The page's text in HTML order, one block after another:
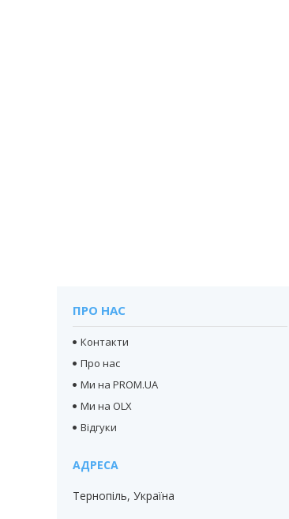
ПРО НАС
Контакти
Про нас
Ми на PROM.UA
Ми на OLX
Відгуки
Тернопіль, Україна